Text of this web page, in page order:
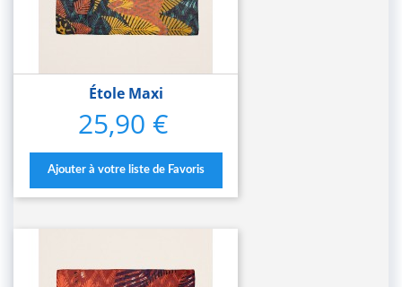
Étole Maxi
Prix
25,90 €
Ajouter à votre liste de Favoris